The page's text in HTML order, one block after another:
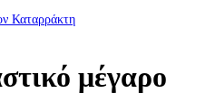
Καταρράκτη
μέγαρο